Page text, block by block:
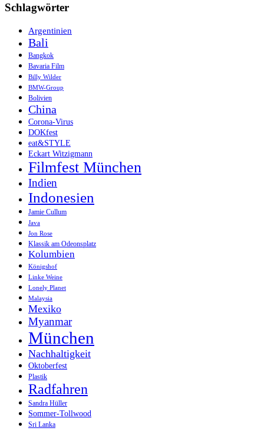
Schlagwörter
Argentinien
Bali
Bangkok
Bavaria Film
Billy Wilder
BMW-Group
Bolivien
China
Corona-Virus
DOKfest
eat&STYLE
Eckart Witzigmann
Filmfest München
Indien
Indonesien
Jamie Cullum
Java
Jon Rose
Klassik am Odeonsplatz
Kolumbien
Königshof
Linke Weine
Lonely Planet
Malaysia
Mexiko
Myanmar
München
Nachhaltigkeit
Oktoberfest
Plastik
Radfahren
Sandra Hüller
Sommer-Tollwood
Sri Lanka